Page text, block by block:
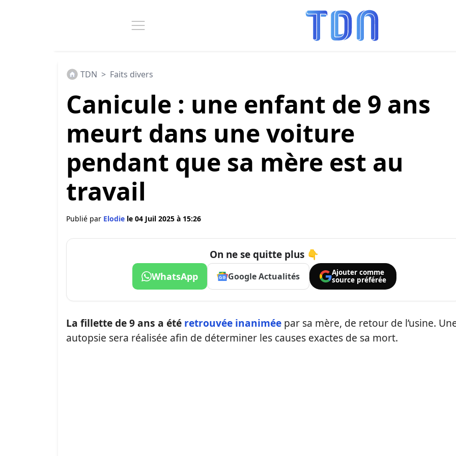
TDN > Faits divers
Canicule : une enfant de 9 ans
meurt dans une voiture
pendant que sa mère est au
travail
Publié par Elodie le 04 Juil 2025 à 15:26
On ne se quitte plus 👇
WhatsApp Google Actualités
Ajouter comme
source préférée
La fillette de 9 ans a été retrouvée inanimée par sa mère, de retour de l’usine.
autopsie sera réalisée afin de déterminer les causes exactes de sa mort.